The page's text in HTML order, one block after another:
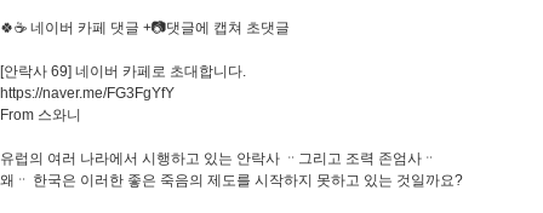
🍀☕ 네이버 카페 댓글 +📷댓글에 캡쳐 초댓글
[안락사 69] 네이버 카페로 초대합니다.
https://naver.me/FG3FgYfY
From 스와니
유럽의 여러 나라에서 시행하고 있는 안락사 ᆢ그리고 조력 존엄사ᆢ
왜ᆢ 한국은 이러한 좋은 죽음의 제도를 시작하지 못하고 있는 것일까요?